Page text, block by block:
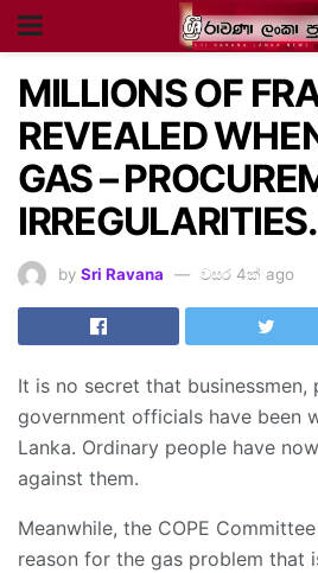
MILLIONS OF
REVEALED
GAS –
IRREGULARITIES.
by Sri Ravana වසර 4ක් ago
It is no secret that businessmen,
government officials have been
Lanka. Ordinary people have
against them.
Meanwhile, the COPE
reason for the gas problem that